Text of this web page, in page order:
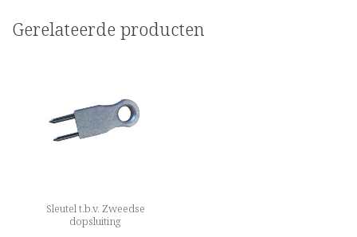
Gerelateerde producten
Sleutel t.b.v. Zweedse
dopsluiting